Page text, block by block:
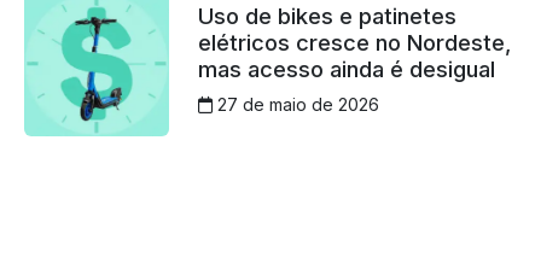
Uso de bikes e patinetes
elétricos cresce no Nordeste,
mas acesso ainda é desigual
27 de maio de 2026